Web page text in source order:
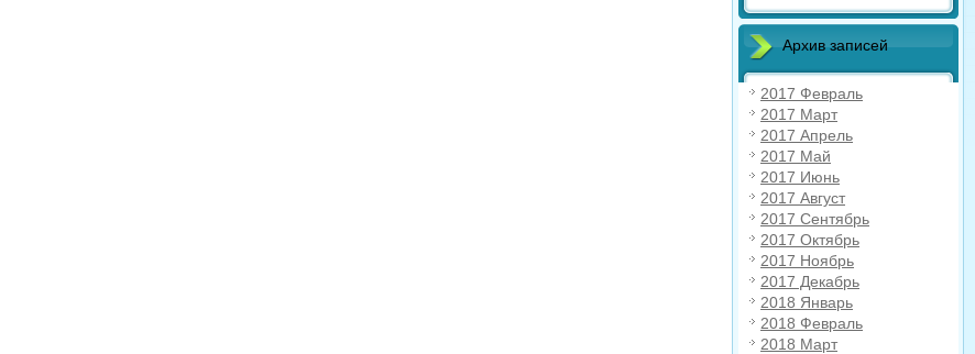
Архив записей
2017 Февраль
2017 Март
2017 Апрель
2017 Май
2017 Июнь
2017 Август
2017 Сентябрь
2017 Октябрь
2017 Ноябрь
2017 Декабрь
2018 Январь
2018 Февраль
2018 Март